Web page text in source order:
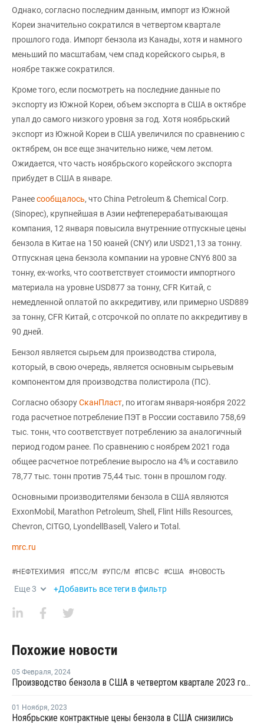
Однако, согласно последним данным, импорт из Южной
Кореи значительно сократился в четвертом квартале
прошлого года. Импорт бензола из Канады, хотя и намного
меньший по масштабам, чем спад корейского сырья, в
ноябре также сократился.
Кроме того, если посмотреть на последние данные по
экспорту из Южной Кореи, объем экспорта в США в октябре
упал до самого низкого уровня за год. Хотя ноябрьский
экспорт из Южной Кореи в США увеличился по сравнению с
октябрем, он все еще значительно ниже, чем летом.
Ожидается, что часть ноябрьского корейского экспорта
прибудет в США в январе.
Ранеесообщалось, что China Petroleum & Chemical Corp.
(Sinopec), крупнейшая в Азии нефтеперерабатывающая
компания, 12 января повысила внутренние отпускные цены
бензола в Китае на 150 юаней (CNY) или USD21,13 за тонну.
Отпускная цена бензола компании на уровне CNY6 800 за
тонну, ex-works, что соответствует стоимости импортного
материала на уровне USD877 за тонну, CFR Китай, с
немедленной оплатой по аккредитиву, или примерно USD889
за тонну, CFR Китай, с отсрочкой по оплате по аккредитиву в
90 дней.
Бензол является сырьем для производства стирола,
который, в свою очередь, является основным сырьевым
компонентом для производства полистирола (ПС).
Согласно обзоруСканПласт, по итогам января-ноября 2022
года расчетное потребление ПЭТ в России составило 758,69
тыс. тонн, что соответствует потреблению за аналогичный
период годом ранее. По сравнению с ноябрем 2021 года
общее расчетное потребление выросло на 4% и составило
78,77 тыс. тонн против 75,44 тыс. тонн в прошлом году.
Основными производителями бензола в США являются
ExxonMobil, Marathon Petroleum, Shell, Flint Hills Resources,
Chevron, CITGO, LyondellBasell, Valero и Total.
mrc.ru
#НЕФТЕХИМИЯ #ПСС/М #УПС/М #ПСВ-С #США #НОВОСТЬ
Еще3 +Добавить все теги в фильтр
Похожие новости
05 Февраля, 2024
Производство бензола в США в четвертом квартале 2023 года выросло
01 Ноября, 2023
Ноябрьские контрактные цены бензола в США снизились